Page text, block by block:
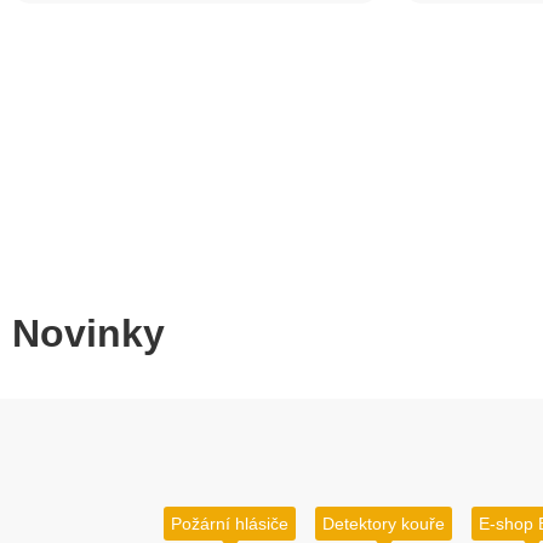
Novinky
Požární hlásiče Detektory kouře E-shop